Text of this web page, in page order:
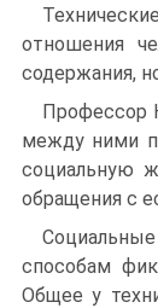
отношения
содержания,
Профессор
между ними
социальную
обращения с
способам
Общее у